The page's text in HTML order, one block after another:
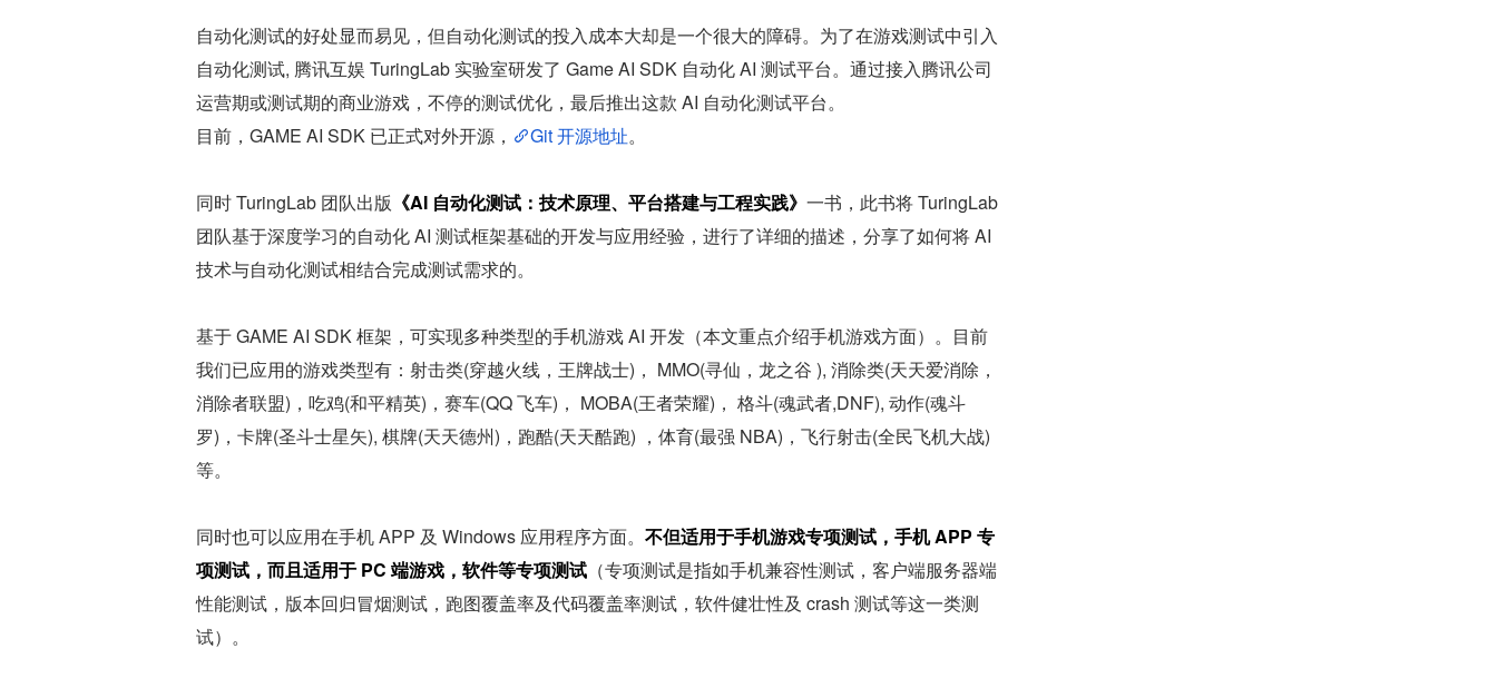
自动化测试的好处显而易见，但自动化测试的投入成本大却是一个很大的障碍。为了在游戏测试中引入
自动化测试, 腾讯互娱 TuringLab 实验室研发了 Game AI SDK 自动化 AI 测试平台。通过接入腾讯公司
运营期或测试期的商业游戏，不停的测试优化，最后推出这款 AI 自动化测试平台。
目前，GAME AI SDK 已正式对外开源，
Git 开源地址。
同时 TuringLab 团队出版 《AI 自动化测试：技术原理、平台搭建与工程实践》 一书，此书将 TuringLab
团队基于深度学习的自动化 AI 测试框架基础的开发与应用经验，进行了详细的描述，分享了如何将 AI
技术与自动化测试相结合完成测试需求的。
基于 GAME AI SDK 框架，可实现多种类型的手机游戏 AI 开发（本文重点介绍手机游戏方面）。目前
我们已应用的游戏类型有：射击类(穿越火线，王牌战士)， MMO(寻仙，龙之谷 ), 消除类(天天爱消除，
消除者联盟)，吃鸡(和平精英)，赛车(QQ 飞车)， MOBA(王者荣耀)， 格斗(魂武者,DNF), 动作(魂斗
罗)，卡牌(圣斗士星矢), 棋牌(天天德州)，跑酷(天天酷跑) ，体育(最强 NBA)，飞行射击(全民飞机大战)
等。
同时也可以应用在手机 APP 及 Windows 应用程序方面。 不但适用于手机游戏专项测试，手机 APP 专
项测试，而且适用于 PC 端游戏，软件等专项测试 （专项测试是指如手机兼容性测试，客户端服务器端
性能测试，版本回归冒烟测试，跑图覆盖率及代码覆盖率测试，软件健壮性及 crash 测试等这一类测
试）。